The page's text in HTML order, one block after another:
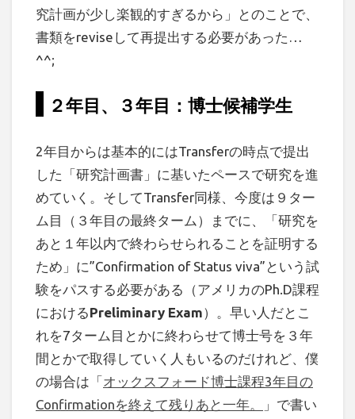
究計画が少し楽観的すぎるから」とのことで、
書類をreviseして再提出する必要があった…
^^;
２年目、３年目：博士候補学生
2年目からは基本的にはTransferの時点で提出
した「研究計画書」に基いたペースで研究を進
めていく。そしてTransfer同様、今度は９ター
ム目（３年目の最終ターム）までに、「研究を
あと１年以内で終わらせられることを証明する
ため」に”Confirmation of Status viva”という試
験をパスする必要がある（アメリカのPh.D課程
におけるPreliminary Exam）。早い人だとこ
れを7ターム目とかに終わらせて博士号を３年
間とかで取得していく人もいるのだけれど、僕
の場合は「 オックスフォード博士課程3年目の
Confirmationを終えて残りあと一年。
」で書い